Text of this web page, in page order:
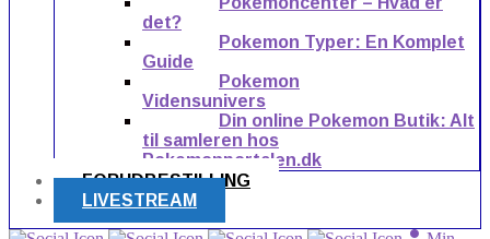
det?
Pokemon Typer: En Komplet
Guide
Pokemon
Vidensunivers
Din online Pokemon Butik: Alt
til samleren hos
Pokemonportalen.dk
FORUDBESTILLING
LIVESTREAM